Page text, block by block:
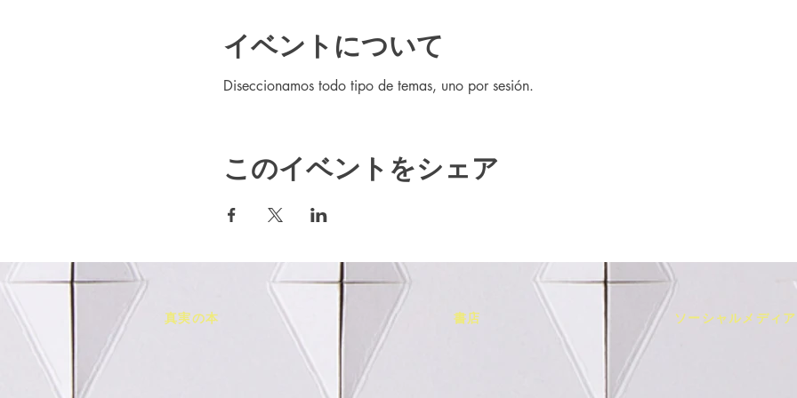
イベントについて
Diseccionamos todo tipo de temas, uno por sesión.
このイベントをシェア
真実の本 書店 ソーシャルメディア